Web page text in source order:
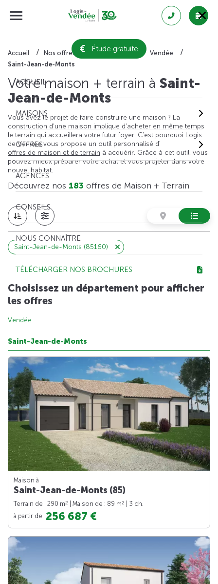
Étude gratuite
ACCUEIL
MAISONS
OFFRES
AGENCES
CONSEILS
NOUS CONNAÎTRE
TÉLÉCHARGER NOS BROCHURES
Accueil Nos offres de maison + terrain
Vendée
Saint-Jean-de-Monts
Votre maison + terrain à Saint-
Jean-de-Monts
Vous avez le projet de faire construire une maison ? La
construction d'une maison implique d'acheter en même temps
le terrain qui accueillera votre futur foyer. C'est pourquoi Logis
de Vendée vous propose un outil personnalisé d'
offres de maison et de terrain à acquérir. Grâce à cet outil, vous
pouvez mieux préparer votre achat et vous projeter dans votre
nouvel habitat.
Découvrez nos 183 offres de Maison + Terrain
Saint-Jean-de-Monts (85160)
Choisissez un département pour afficher
les offres
Vendée
Saint-Jean-de-Monts
Maison à
Saint-Jean-de-Monts (85)
Terrain de : 290 m2 | Maison de : 89 m2
| 3 ch.
à partir de 256 687 €